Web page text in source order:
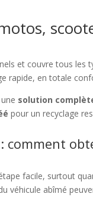
et couvre tous les
rapide, en totale
solution
pour un recyclage
comment
facile, surtout
véhicule abîmé